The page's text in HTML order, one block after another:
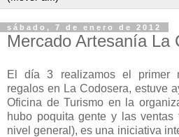
sábado, 7 de enero de 2012
Mercado Artesanía La
El día 3 realizamos el primer
regalos en La Codosera, estuve
Oficina de Turismo en la
hubo poquita gente y las
nivel general), es una iniciativa